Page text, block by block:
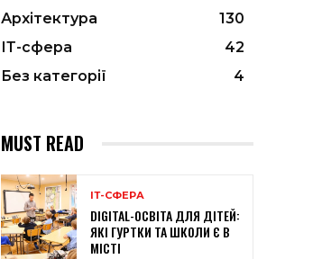
Архітектура
130
ІТ-сфера
42
Без категорії
4
MUST READ
ІТ-СФЕРА
DIGITAL-ОСВІТА ДЛЯ ДІТЕЙ:
ЯКІ ГУРТКИ ТА ШКОЛИ Є В
МІСТІ